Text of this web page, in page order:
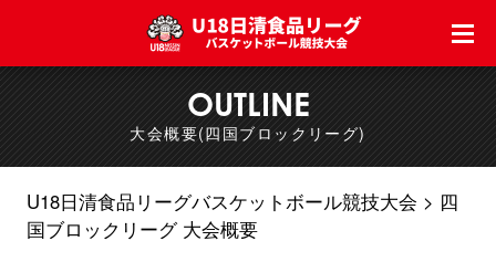
OUTLINE
大会概要(四国ブロックリーグ)
U18日清食品リーグバスケットボール競技大会
四
国ブロックリーグ 大会概要